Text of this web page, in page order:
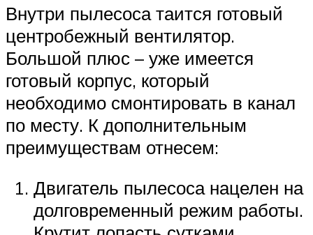
Внутри пылесоса таится готовый
центробежный вентилятор.
Большой плюс – уже имеется
готовый корпус, который
необходимо смонтировать в канал
по месту. К дополнительным
преимуществам отнесем:
Двигатель пылесоса нацелен на
долговременный режим работы.